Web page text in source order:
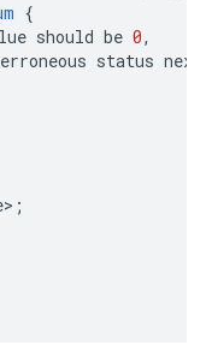
{
should be 0,
erroneous status next
;